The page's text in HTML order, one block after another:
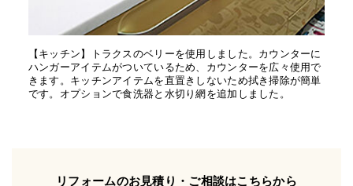
【キッチン】トラクスのベリーを使用しました。カウンターに
ハンガーアイテムがついているため、カウンターを広々使用で
きます。キッチンアイテムを直置きしないため拭き掃除が簡単
です。オプションで食洗器と水切り網を追加しました。
リフォームのお見積り・ご相談はこちらから